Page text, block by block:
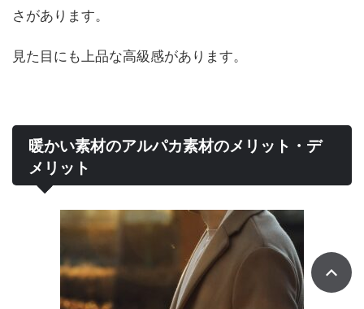
さがあります。
見た目にも上品な高級感があります。
暖かい素材のアルパカ素材のメリット・デ
メリット